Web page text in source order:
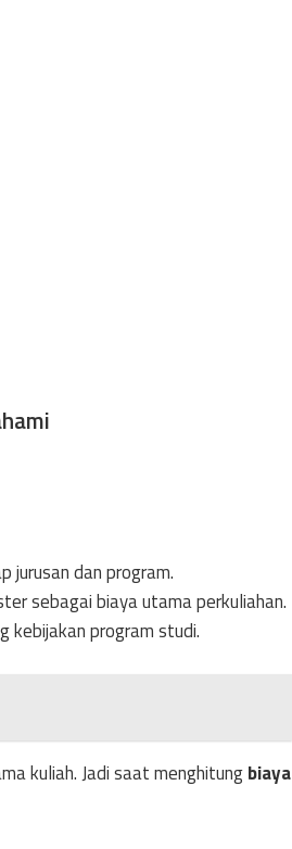
jurusan dan program.
sebagai biaya utama perkuliahan.
kebijakan program studi.
kuliah. Jadi saat menghitungbiaya